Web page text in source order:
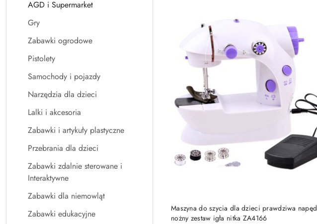
AGD i Supermarket
Gry
Zabawki ogrodowe
Pistolety
Samochody i pojazdy
Narzędzia dla dzieci
Lalki i akcesoria
Zabawki i artykuły plastyczne
Przebrania dla dzieci
Zabawki zdalnie sterowane i
Interaktywne
Zabawki dla niemowląt
Zabawki edukacyjne
Maszyna do szycia dla dzieci prawdziwa napęd
nożny zestaw igła nitka ZA4166
DO KOSZYKA